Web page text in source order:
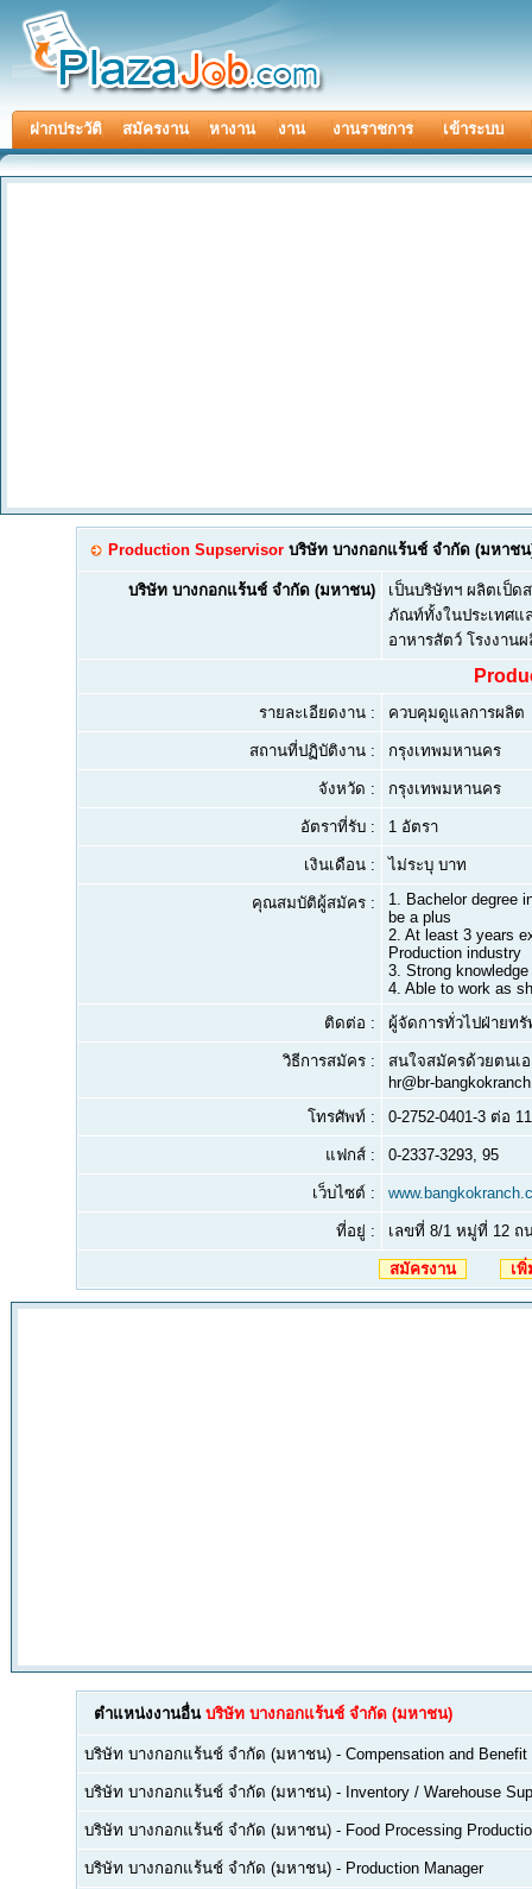
ฝากประวัติ สมัครงาน หางาน งาน งานราชการ เข้าระบบ
Production Supservisor บริษัท บางกอกแร้นช์ จำกัด (มหาช
บริษัท บางกอกแร้นช์ จำกัด (มหาชน)
เป็นบริษัทฯ ผลิตเป็ด
ภัณท์ทั้งในประเทศแ
อาหารสัตว์ โรงงา
รายละเอียดงาน : ควบคุมดูแลการผลิต
สถานที่ปฏิบัติงาน : กรุงเทพมหานคร
จังหวัด : กรุงเทพมหานคร
อัตราที่รับ : 1 อัตรา
เงินเดือน : ไม่ระบุ บาท
คุณสมบัติผู้สมัคร : 1. Bachelor degree
be a plus
2. At least 3 years
Production industry
3. Strong
4. Able to work as
ติดต่อ :
ผู้จัดการทั่วไปฝ่ายท
วิธีการสมัคร :
สนใจสมัครด้วยตนเ
hr@br-
โทรศัพท์ :
0-2752-0401-3 ต่อ
แฟกส์ : 0-2337-3293, 95
เว็บไซต์ :
ที่อยู่ : เลขที่ 8/1 หมู่ที่ 12 ถ
สมัครงาน เ
ตำแหน่งงานอื่น บริษัท บางกอกแร้นช์ จำกัด (มหาชน)
บริษัท บางกอกแร้นช์ จำกัด (มหาชน) - Compensation and Benefit
บริษัท บางกอกแร้นช์ จำกัด (มหาชน) - Inventory / Warehouse
บริษัท บางกอกแร้นช์ จำกัด (มหาชน) - Food Processing
บริษัท บางกอกแร้นช์ จำกัด (มหาชน) - Production Manager